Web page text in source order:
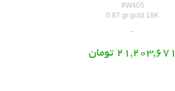
#W405
0.87 gr gold 18K
21,203,671 تومان